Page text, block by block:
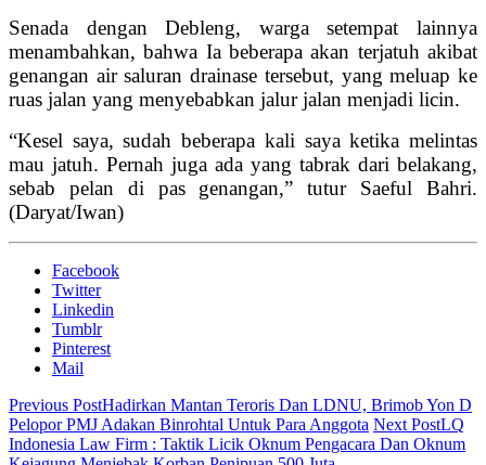
Senada dengan Debleng, warga setempat lainnya
menambahkan, bahwa Ia beberapa akan terjatuh akibat
genangan air saluran drainase tersebut, yang meluap ke
ruas jalan yang menyebabkan jalur jalan menjadi licin.
“Kesel saya, sudah beberapa kali saya ketika melintas
mau jatuh. Pernah juga ada yang tabrak dari belakang,
sebab pelan di pas genangan,” tutur Saeful Bahri.
(Daryat/Iwan)
Facebook
Twitter
Linkedin
Tumblr
Pinterest
Mail
Previous PostHadirkan Mantan Teroris Dan LDNU, Brimob Yon D
Pelopor PMJ Adakan Binrohtal Untuk Para Anggota Next PostLQ
Indonesia Law Firm : Taktik Licik Oknum Pengacara Dan Oknum